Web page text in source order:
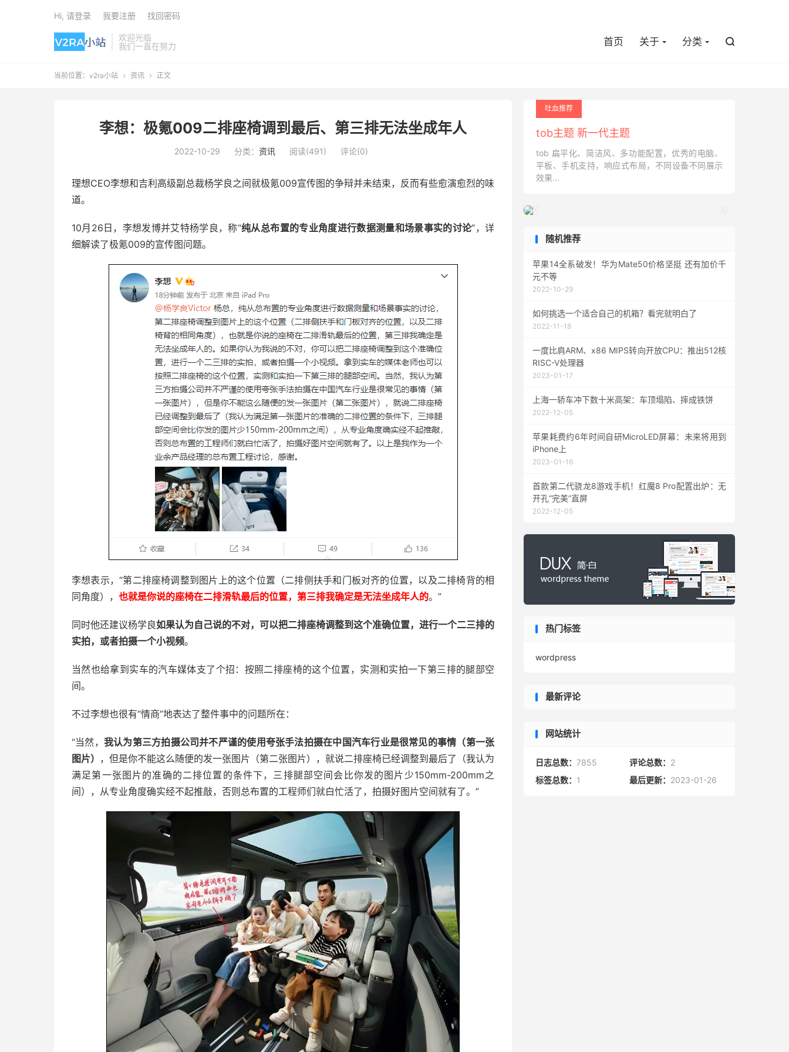
欢迎光临
我们一直在努力
首页 关于 分类 
Hi, 请登录 我要注册 找回密码
当前位置： v2ra小站  资讯  正文
李想：极氪009二排座椅调到最后、第三排无法坐成年人
2022-10-29 分类： 资讯 阅读(491) 评论(0)
理想CEO李想和吉利高级副总裁杨学良之间就极氪009宣传图的争辩并未结束，反而有些愈演愈烈的味
道。
10月26日，李想发博并艾特杨学良，称“纯从总布置的专业角度进行数据测量和场景事实的讨论”，详
细解读了极氪009的宣传图问题。
李想表示，“第二排座椅调整到图片上的这个位置（二排侧扶手和门板对齐的位置，以及二排椅背的相
同角度）， 也就是你说的座椅在二排滑轨最后的位置，第三排我确定是无法坐成年人的。”
同时他还建议杨学良如果认为自己说的不对，可以把二排座椅调整到这个准确位置，进行一个二三排的
实拍，或者拍摄一个小视频。
当然也给拿到实车的汽车媒体支了个招：按照二排座椅的这个位置，实测和实拍一下第三排的腿部空
间。
不过李想也很有“情商”地表达了整件事中的问题所在：
“当然， 我认为第三方拍摄公司并不严谨的使用夸张手法拍摄在中国汽车行业是很常见的事情（第一张
图片） ，但是你不能这么随便的发一张图片（第二张图片），就说二排座椅已经调整到最后了（我认为
满足第一张图片的准确的二排位置的条件下，三排腿部空间会比你发的图片少150mm-200mm之
间），从专业角度确实经不起推敲，否则总布置的工程师们就白忙活了，拍摄好图片空间就有了。”
吐血推荐
tob主题 新一代主题
tob 扁平化、简洁风、多功能配置，优秀的电脑、
平板、手机支持，响应式布局，不同设备不同展示
效果...

随机推荐
苹果14全系破发！华为Mate50价格坚挺 还有加价千
元不等
2022-10-29
如何挑选一个适合自己的机箱？看完就明白了
2022-11-18
一度比肩ARM、x86 MIPS转向开放CPU：推出512核
RISC-V处理器
2023-01-17
上海一轿车冲下数十米高架：车顶塌陷、摔成铁饼
2022-12-05
苹果耗费约6年时间自研MicroLED屏幕：未来将用到
iPhone上
2023-01-16
首款第二代骁龙8游戏手机！红魔8 Pro配置出炉：无
开孔“完美”直屏
2022-12-05
热门标签
wordpress
最新评论
网站统计
日志总数： 7855 评论总数： 2
标签总数： 1 最后更新： 2023-01-26